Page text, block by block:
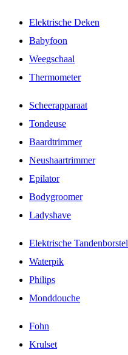
Elektrische Deken
Babyfoon
Weegschaal
Thermometer
Scheerapparaat
Tondeuse
Baardtrimmer
Neushaartrimmer
Epilator
Bodygroomer
Ladyshave
Elektrische Tandenborstel
Waterpik
Philips
Monddouche
Fohn
Krulset